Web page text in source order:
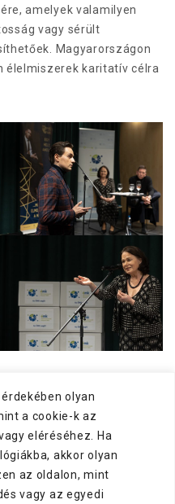
olyan
a cookie-k az
eléréséhez. Ha
akkor olyan
az oldalon, mint
vagy az egyedi
amelyek valamilyen
vagy sérült
Magyarországon
élelmiszerek karitatív célra